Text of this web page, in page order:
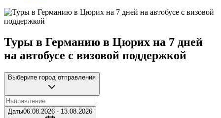
Туры в Германию в Цюрих на 7 дней
на автобусе с визовой поддержкой
Выберите город отправления
Даты06.08.2026 - 13.08.2026